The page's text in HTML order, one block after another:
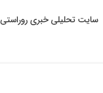
سایت تحلیلی خبری روراستی